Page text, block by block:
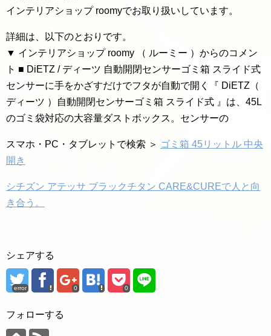
インテリアショップ roomyでお取り扱いしています。
詳細は、以下のとおりです。
▼ インテリアショップ roomy （ ルーミー ）からのコメン
ト ■ DiETZ / ディーツ 自動開閉センサーゴミ箱 スライド式
センサーに手をかざすだけでフタが自動で開く『 DiETZ（
ディーツ ）自動開閉センサーゴミ箱 スライド式 』は、45L
のゴミ袋対応の大容量ダストボックス。センサーの
スマホ・PC・タブレットで検索 ＞ ゴミ箱 45リットル 中央
開き
シチズン アテッサ ブラックチタン CARE&CUREで人と向
き合う。
シェアする
error 0 0
フォローする